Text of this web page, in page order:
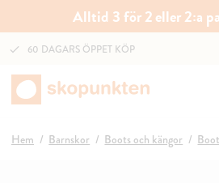
Alltid 3 för 2 eller 2:a
60 DAGARS ÖPPET KÖP
Hem Barnskor Boots och kängor